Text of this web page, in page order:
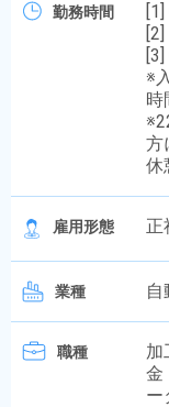
勤務時間
※
時
方
休
雇用形態 正
業種 自
職種
加
金
ー